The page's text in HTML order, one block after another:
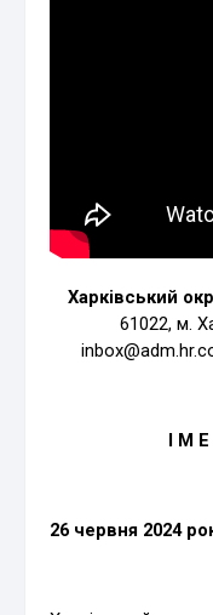
Харківський
61022, м.
І М
26 червня 2024